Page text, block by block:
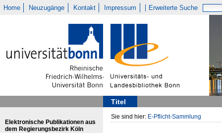
Home Neuzugänge Kontakt Impressum Erweiterte Suche
Titel
Elektronische Publikationen aus
dem Regierungsbezirk Köln
Sie sind hier: E-Pflicht-Sammlung